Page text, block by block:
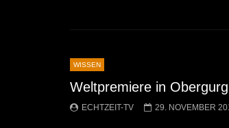
WISSEN
Weltpremiere in
ECHTZEIT-TV 29. NOVEMBER